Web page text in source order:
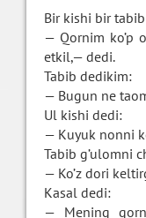
Bir kishi bir
— Qornim ko’p
etkil,— dedi.
Tabib dedikim:
— Bugun ne
Ul kishi dedi:
— Kuyuk nonni
Tabib g’ulomni
— Ko’z dori
Kasal dedi:
— Mening